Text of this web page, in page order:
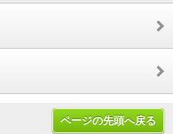
ページの先頭へ戻る